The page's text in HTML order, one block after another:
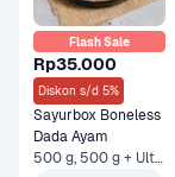
Flash Sale
Rp35.000
Diskon s/d 5%
Sayurbox Boneless
Dada Ayam
500 g, 500 g + Ultra Milk UHT Full Cream 750 ml +1 Lainnya